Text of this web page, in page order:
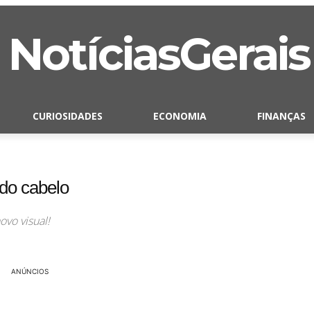
NotíciasGerais
CURIOSIDADES ECONOMIA FINANÇAS
cabelo
visual!
ANÚNCIOS